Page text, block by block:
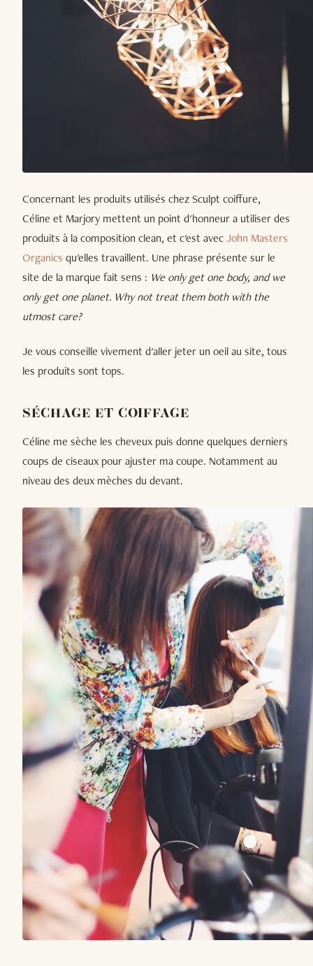
Concernant les produits utilisés chez Sculpt coiffure,
Céline et Marjory mettent un point d'honneur a utiliser des
produits à la composition clean, et c'est avecJohn Masters
Organics qu'elles travaillent. Une phrase présente sur le
site de la marque fait sens : We only get one body, and we
only get one planet. Why not treat them both with the
utmost care?
Je vous conseille vivement d'aller jeter un oeil au site, tous
les produits sont tops.
SÉCHAGE ET COIFFAGE
Céline me sèche les cheveux puis donne quelques derniers
coups de ciseaux pour ajuster ma coupe. Notamment au
niveau des deux mèches du devant.